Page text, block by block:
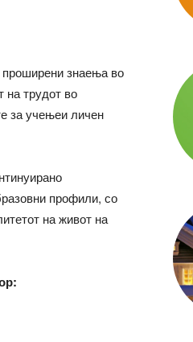
знаења во
на трудот во
за учењеи личен
профили, со
на живот на